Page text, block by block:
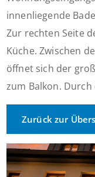
innenliegende
Zur rechten Seite
Küche. Zwischen
öffnet sich der
zum Balkon.
Zurück zur